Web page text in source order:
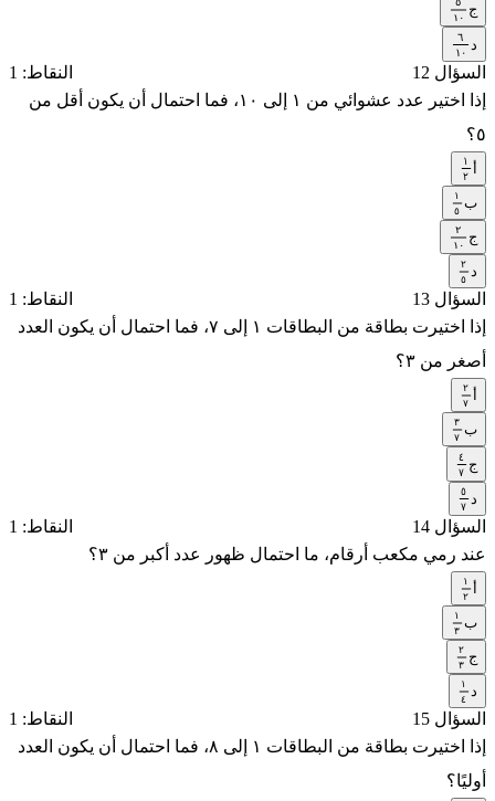
٠ ج ١ ٠ ٥ ١
٠
١ ٠٦١
٠
السؤال 12
النقاط: 1
إذا اختير عدد عشوائي من ١ إلى ١٠، فما احتمال أن يكون أقل من
٥؟
١
٢١
٢
ب ٥
١
٥ ج ١ ٠ ٢ ١
٠
٥٢
٥
السؤال 13
النقاط: 1
إذا اختيرت بطاقة من البطاقات ١ إلى ٧، فما احتمال أن يكون العدد
أصغر من ٣؟
٢
٧٢
٧
ب ٧
٣
٧ ج ٧
٤
٧
٧
٥
٧
السؤال 14
النقاط: 1
عند رمي مكعب أرقام، ما احتمال ظهور عدد أكبر من ٣؟
١
٢١
٢
ب ٣
١
٣ ج ٣٢
٣
٤١
٤
السؤال 15
النقاط: 1
إذا اختيرت بطاقة من البطاقات ١ إلى ٨، فما احتمال أن يكون العدد
أوليًا؟